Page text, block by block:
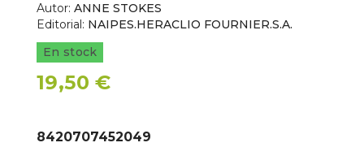
Autor: ANNE STOKES
Editorial: NAIPES.HERACLIO FOURNIER.S.A.
En stock
19,50 €
8420707452049